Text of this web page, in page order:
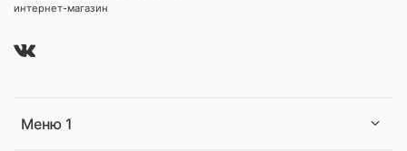
Меню 1
интернет-магазин